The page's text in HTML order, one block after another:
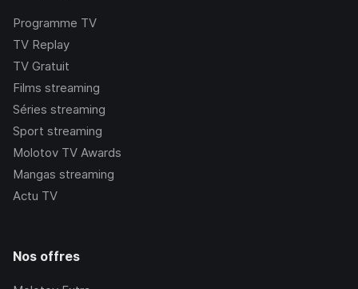
Programme TV
TV Replay
TV Gratuit
Films streaming
Séries streaming
Sport streaming
Molotov TV Awards
Mangas streaming
Actu TV
Nos offres